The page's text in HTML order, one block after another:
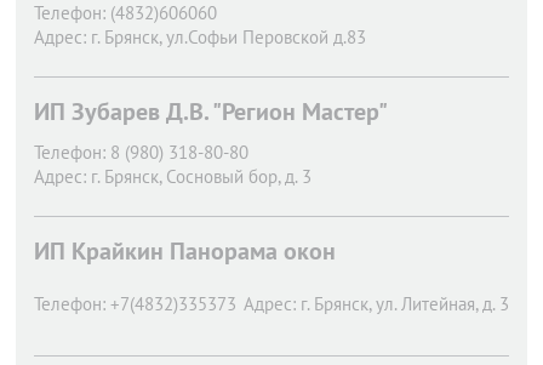
Телефон: (4832)606060
Адрес: г. Брянск, ул.Софьи Перовской д.83
ИП Зубарев Д.В. "Регион Мастер"
Телефон: 8 (980) 318-80-80
Адрес: г. Брянск, Сосновый бор, д. 3
ИП Крайкин Панорама окон
Телефон: +7(4832)335373 Адрес: г. Брянск, ул. Литейная, д. 3